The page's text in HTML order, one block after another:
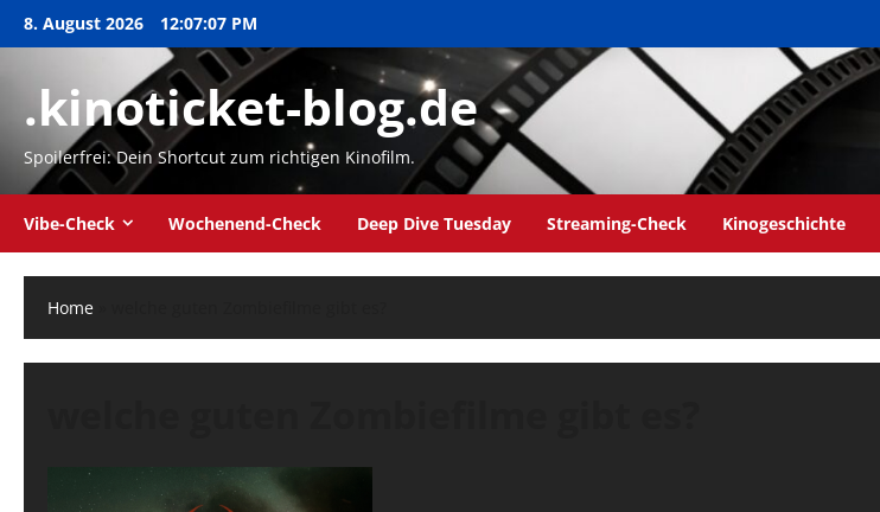
Zum8. August 2026 12:07:08 PM
.kinoticket-blog.de
Spoilerfrei: Dein Shortcut zum richtigen Kinofilm.
Vibe-Check Wochenend-Check Deep Dive Tuesday Streaming-Check Kinogeschichte
Home